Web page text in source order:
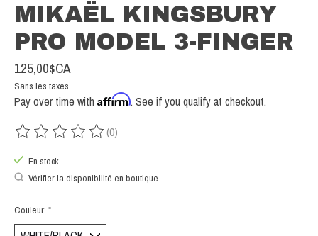
MIKAËL KINGSBURY
PRO MODEL 3-FINGER
125,00$CA
Sans les taxes
Pay over time with Affirm. See if you qualify at checkout.
Ce produit est évalué à
(0)
En stock
Vérifier la disponibilité en boutique
Couleur: *